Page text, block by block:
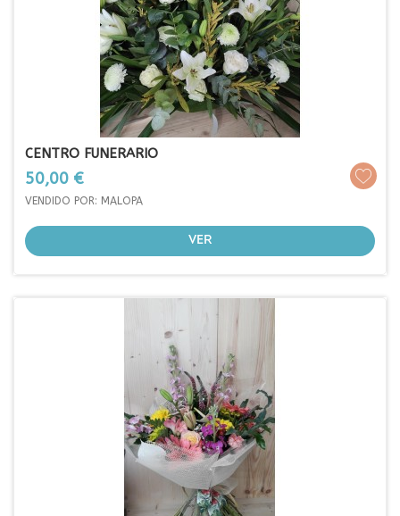
CENTRO FUNERARIO
Prezo
50,00 €
VENDIDO POR: MALOPA
VER